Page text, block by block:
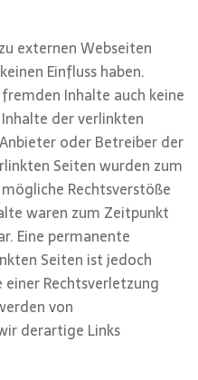
externen Webseiten
Einfluss haben.
Inhalte auch keine
der verlinkten
oder Betreiber der
Seiten wurden zum
Rechtsverstöße
waren zum Zeitpunkt
Eine permanente
Seiten ist jedoch
Rechtsverletzung
von
derartige Links